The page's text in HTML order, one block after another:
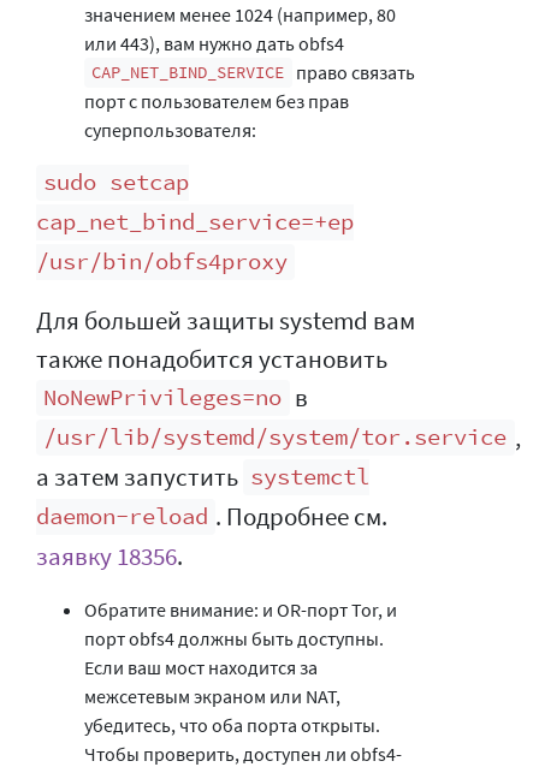
значением менее 1024 (например, 80
или 443), вам нужно дать obfs4
CAP_NET_BIND_SERVICE
право связать
порт с пользователем без прав
суперпользователя:
sudo setcap
cap_net_bind_service=+ep
/usr/bin/obfs4proxy
Для большей защиты systemd вам
также понадобится установить
NoNewPrivileges=no в
/usr/lib/systemd/system/tor.service ,
а затем запустить systemctl
daemon-reload . Подробнее см.
заявку 18356.
Обратите внимание: и OR-порт Tor, и
порт obfs4 должны быть доступны.
Если ваш мост находится за
межсетевым экраном или NAT,
убедитесь, что оба порта открыты.
Чтобы проверить, доступен ли obfs4-